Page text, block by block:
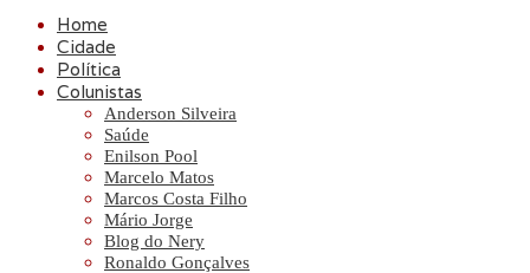
Home
Cidade
Política
Colunistas
Anderson Silveira
Saúde
Enilson Pool
Marcelo Matos
Marcos Costa Filho
Mário Jorge
Blog do Nery
Ronaldo Gonçalves